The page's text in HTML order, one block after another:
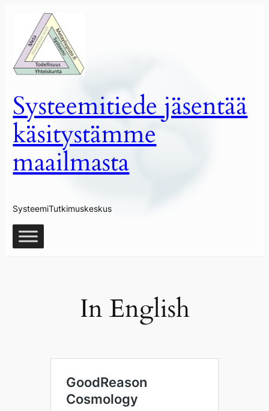
sisältöön
Systeemitiede jäsentää
käsitystämme
maailmasta
SysteemiTutkimuskeskus
In English